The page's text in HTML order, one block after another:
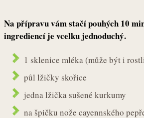
Na přípravu vám stačí pouhých 10
ingrediencí je vcelku jednoduchý.
1 sklenice mléka (může být i
půl lžičky skořice
jedna lžička sušené kurkumy
na špičku nože cayennského